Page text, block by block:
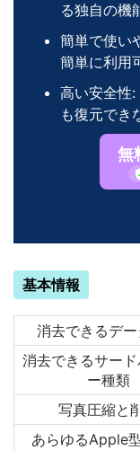
る独自の機
簡単で使い
簡単に利用
高い安全性
も復元でき
無
基本情報
消去できるデ
消去できるサード
ー種類
写真圧縮と
あらゆるApple